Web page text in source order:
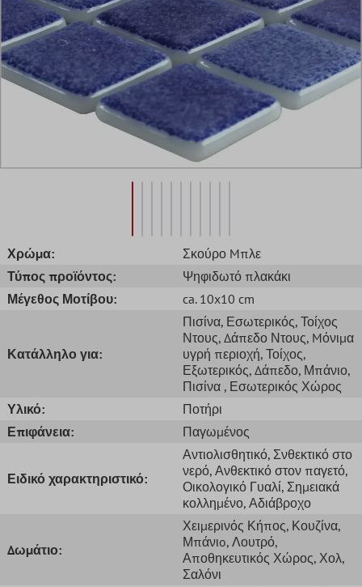
Χρώμα:
Σκούρο Mπλε
Τύπος προϊόντος:
Ψηφιδωτό πλακάκι
Μέγεθος Μοτίβου:
ca. 10x10 cm
Κατάλληλο για:
Πισίνα, Εσωτερικός, Τοίχος
Ντους, Δάπεδο Ντους, Mόνιμα
υγρή περιοχή, Τοίχος,
Εξωτερικός, Δάπεδο, Μπάνιο,
Πισίνα , Εσωτερικός Χώρος
Υλικό:
Ποτήρι
Επιφάνεια:
Παγωμένος
Ειδικό χαρακτηριστικό:
Αντιολισθητικό, Σνθεκτικό στο
νερό, Ανθεκτικό στον παγετό,
Οικολογικό Γυαλί, Σημειακά
κολλημένο, Αδιάβροχο
Δωμάτιο:
Χειμερινός Κήπος, Κουζίνα,
Μπάνιo, Λουτρό,
Αποθηκευτικός Χώρος, Χολ,
Σαλόνι